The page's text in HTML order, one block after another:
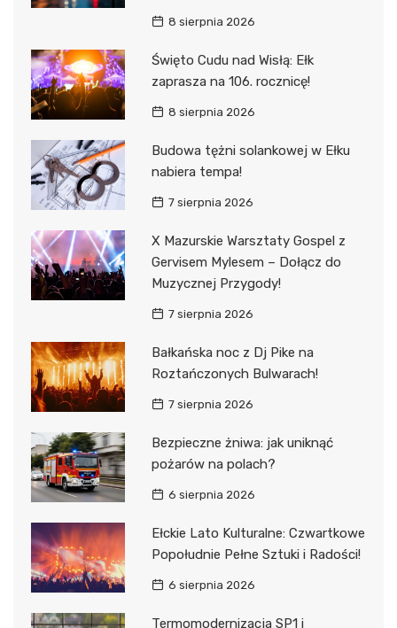
8 sierpnia 2026
Święto Cudu nad Wisłą: Ełk
zaprasza na 106. rocznicę!
8 sierpnia 2026
Budowa tężni solankowej w Ełku
nabiera tempa!
7 sierpnia 2026
X Mazurskie Warsztaty Gospel z
Gervisem Mylesem – Dołącz do
Muzycznej Przygody!
7 sierpnia 2026
Bałkańska noc z Dj Pike na
Roztańczonych Bulwarach!
7 sierpnia 2026
Bezpieczne żniwa: jak uniknąć
pożarów na polach?
6 sierpnia 2026
Ełckie Lato Kulturalne: Czwartkowe
Popołudnie Pełne Sztuki i Radości!
6 sierpnia 2026
Termomodernizacja SP1 i